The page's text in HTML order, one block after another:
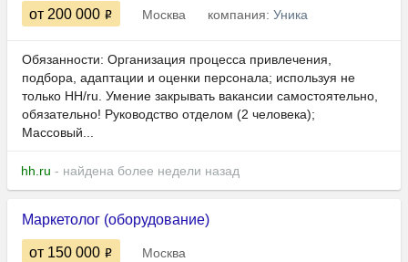
от 200 000 Москва компания: Уника
Обязанности: Организация процесса привлечения,
подбора, адаптации и оценки персонала; используя не
только HH/ru. Умение закрывать вакансии самостоятельно,
обязательно! Руководство отделом (2 человека);
Массовый...
hh.ru - найдена более недели назад
Маркетолог (оборудование)
от 150 000
Москва